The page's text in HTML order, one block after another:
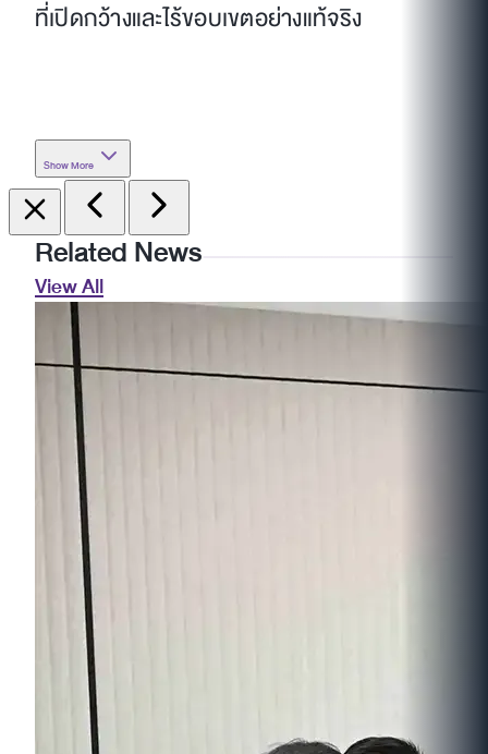
ที่เปิดกว้างและไร้ขอบเขตอย่างแท้จริง
Show More
Related News
View All